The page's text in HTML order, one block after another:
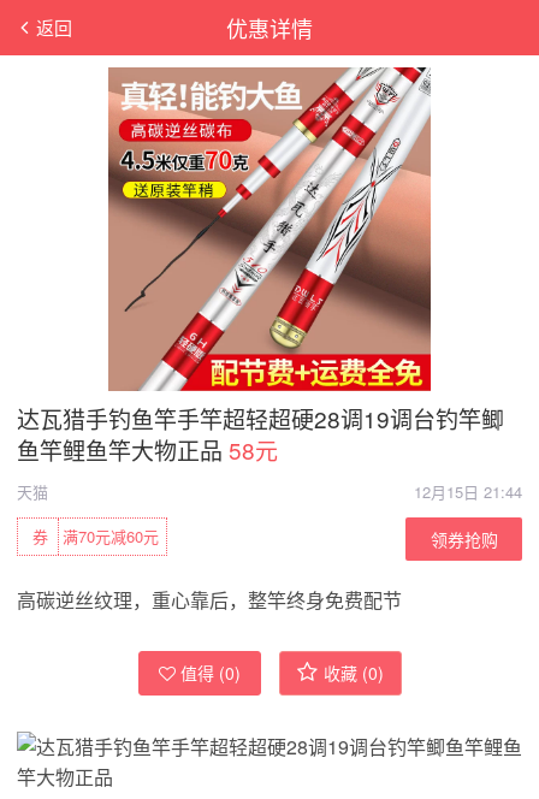
优惠详情
返回
达瓦猎手钓鱼竿手竿超轻超硬28调19调台钓竿鲫
鱼竿鲤鱼竿大物正品 58元
天猫
12月15日 21:44
满70元减60元
券 领券抢购
高碳逆丝纹理，重心靠后，整竿终身免费配节
值得 (0) 收藏 (0)